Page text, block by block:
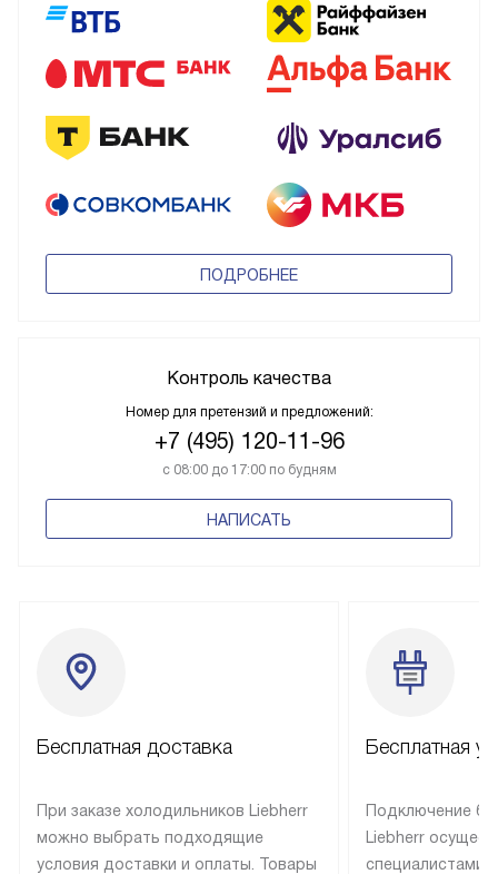
ПОДРОБНЕЕ
Контроль качества
Номер для претензий и предложений:
+7 (495) 120-11-96
с 08:00 до 17:00 по будням
НАПИСАТЬ
Бесплатная доставка
При заказе холодильников Liebherr
можно выбрать подходящие
условия доставки и оплаты. Товары
Бесплатная
Подключение
Liebherr
специалистами